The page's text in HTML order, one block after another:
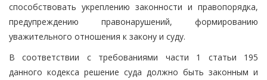
способствовать укреплению законности и правопорядка,
предупреждению правонарушений, формированию
уважительного отношения к закону и суду.
В соответствии с требованиями части 1 статьи 195
данного кодекса решение суда должно быть законным и